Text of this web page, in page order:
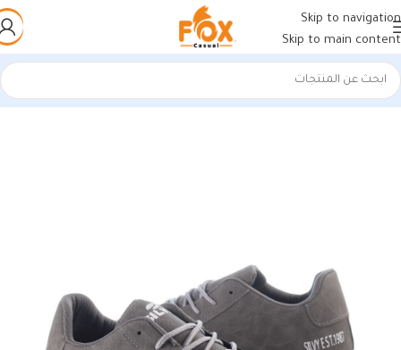
Skip to navigation
Skip to main content
الرئيسية/أحذية رجالي/كوتشي رجالي